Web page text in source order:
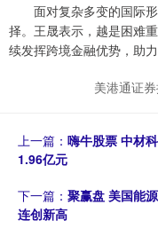
面对复杂多变的国际形
择。王晟表示，越是困难
续发挥跨境金融优势，助力
美港通证
上一篇： 嗨牛股票 中材
1.96亿元
下一篇： 聚赢盘 美国能
连创新高